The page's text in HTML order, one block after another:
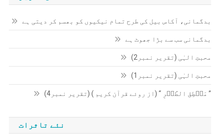
بدگمانی، آکاس بیل کی طرح تمام نیکیوں کو بھسم کر دیتی ہے
بدگمانی سب سے بڑا جھوٹ ہے
محبتِ الہٰی (تقریر نمبر2)
محبتِ الہٰی (تقریر نمبر1)
” مَنۡطِقَ الطَّیۡرِ “ (از روئے قرآن کریم ) (تقریر نمبر4)
نئے تاثرات